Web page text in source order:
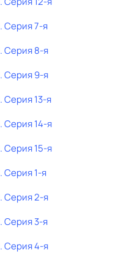
. Серия 7-я
. Серия 8-я
. Серия 9-я
. Серия 13-я
. Серия 14-я
. Серия 15-я
. Серия 1-я
. Серия 2-я
. Серия 3-я
. Серия 4-я